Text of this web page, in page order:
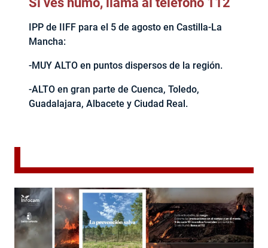
IPP de IIFF para el 5 de agosto en Castilla-La
Mancha:
-MUY ALTO en puntos dispersos de la región.
-ALTO en gran parte de Cuenca, Toledo,
Guadalajara, Albacete y Ciudad Real.